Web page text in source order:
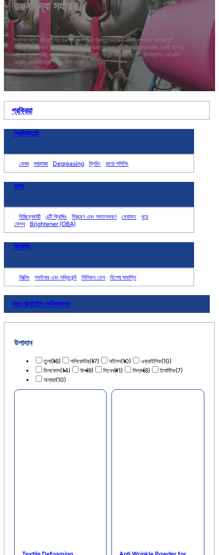
রঞ্জনবিদ্যা সহায়ক
বাড়ি/ডাইং
ব্লুইলাকেচেম চীনের সেরা রঞ্জনবিদ্যা সহায়ক প্রস্তুতকারক। একটি পেশাদার সার্ফ্যাক্ট্যান্ট
R&D টিমের সাথে, আমরা উজ্জ্বল রঙগুলি অর্জনের জন্য রঞ্জনবিদ্যা সহায়কগুলির একটি বিস্তৃত
পরিসর প্রদান করি, যার মধ্যে সিকোস্টার এজেন্ট, অ্যান্টি-ক্রিজিং এজেন্ট, ডিসপারসিং লেভেলিং
এজেন্ট, মেরামত এবং ওয়াশ-অফ এজেন্ট।
প্রক্রিয়া
প্রিট্রিটমেন্ট
ভেজা ঘষামাজা Degreasing ব্লিচিং বায়ো পলিশিং
ডাইং
বিচ্ছিন্নকারী এন্টি ক্রিজিং বিচ্ছুরণ এবং সমতলকরণ মেরামত
ধুয়ে
ফেলুন
Brightener (OBA)
ফিনিশিং
ফিক্সিং সফটনার এবং লুব্রিকেন্ট সিলিকন তেল বিশেষ সমাপ্তি
নতুন টেক্সটাইল কেমিক্যালস
উপাদান
তুলা(16) পলিয়েস্টার(17) নাইলন(10) এক্রাইলিক(10)
ভিসকোস(14) উল(9) লিনেন(11) সিল্ক(8) ইলাস্টিক(7)
অন্যরা(10)